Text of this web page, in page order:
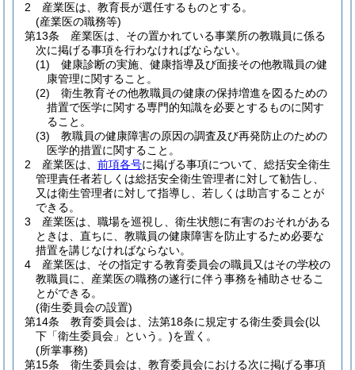
2
産業医は、教育長が選任するものとする。
(産業医の職務等)
第13条
産業医は、その置かれている事業所の教職員に係る
次に掲げる事項を行わなければならない。
(1)
健康診断の実施、健康指導及び面接その他教職員の健
康管理に関すること。
(2)
衛生教育その他教職員の健康の保持増進を図るための
措置で医学に関する専門的知識を必要とするものに関す
ること。
(3)
教職員の健康障害の原因の調査及び再発防止のための
医学的措置に関すること。
2
産業医は、 前項各号に掲げる事項について、総括安全衛生
管理責任者若しくは総括安全衛生管理者に対して勧告し、
又は衛生管理者に対して指導し、若しくは助言することが
できる。
3
産業医は、職場を巡視し、衛生状態に有害のおそれがある
ときは、直ちに、教職員の健康障害を防止するため必要な
措置を講じなければならない。
4
産業医は、その指定する教育委員会の職員又はその学校の
教職員に、産業医の職務の遂行に伴う事務を補助させるこ
とができる。
(衛生委員会の設置)
第14条
教育委員会は、法第18条に規定する衛生委員会(以
下「衛生委員会」という。)を置く。
(所掌事務)
第15条
衛生委員会は、教育委員会における次に掲げる事項